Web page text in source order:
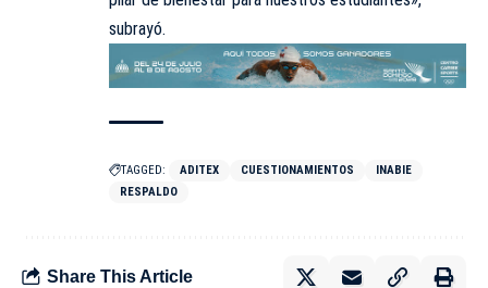
subrayó.
TAGGED: ADITEX CUESTIONAMIENTOS
INABIE
RESPALDO
Share This Article